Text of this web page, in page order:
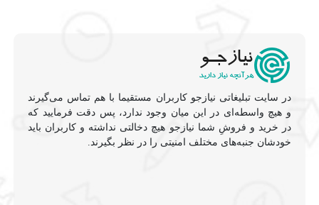
در سایت تبلیغاتی نیازجو کاربران مستقیما با هم تماس می‌گیرند
و هیچ واسطه‌ای در این میان وجود ندارد، پس دقت فرمایید که
در خرید و فروشِ شما نیازجو هیچ دخالتی نداشته و کاربران باید
خودشان جنبه‌های مختلف امنیتی را در نظر بگیرند.